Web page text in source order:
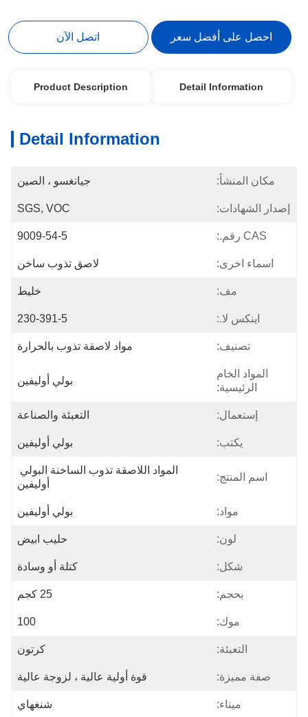
احصل على أفضل سعر اتصل الآن
Detail Information
Product Description
Detail Information
مكان المنشأ: جيانغسو ، الصين
إصدار الشهادات: SGS, VOC
CAS رقم.: 9009-54-5
اسماء اخرى: لاصق تذوب ساخن
مف: خليط
اينكس لا.: 230-391-5
تصنيف: مواد لاصقة تذوب بالحرارة
المواد الخام
الرئيسية:
بولي أوليفين
إستعمال: التعبئة والصناعة
يكتب: بولي أوليفين
اسم المنتج:
أوليفين
مواد: بولي أوليفين
لون: حليب ابيض
شكل: كتلة أو وسادة
بحجم: 25 كجم
موك: 100
التعبئة: كرتون
صفة مميزة: قوة أولية عالية ، لزوجة عالية
ميناء: شنغهاي